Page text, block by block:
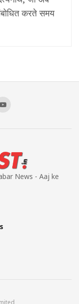
करते समय
News - Aaj ke